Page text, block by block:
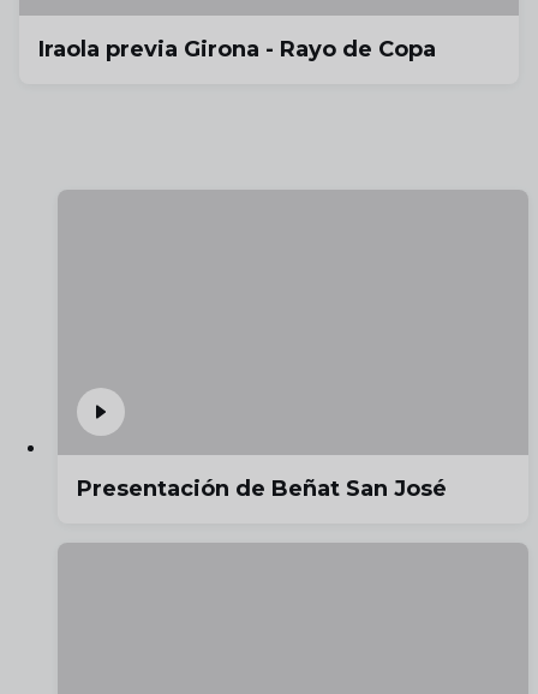
Iraola previa Girona - Rayo de Copa
Presentación de Beñat San José